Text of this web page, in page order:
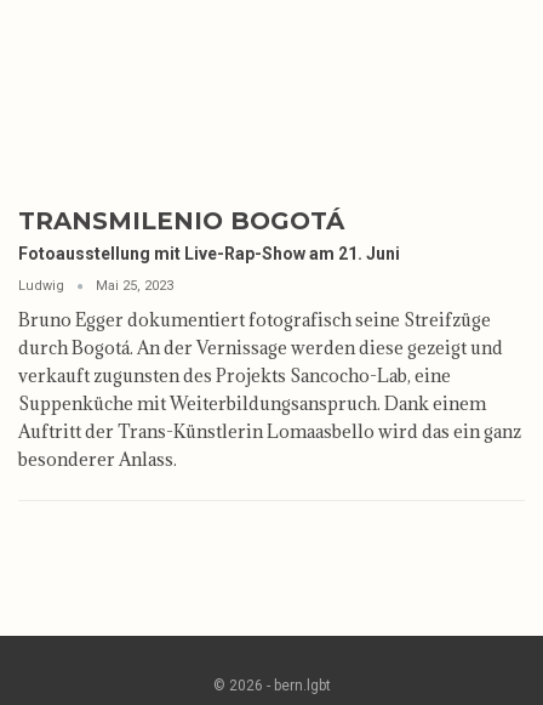
TRANSMILENIO BOGOTÁ
Fotoausstellung mit Live-Rap-Show am 21. Juni
Ludwig Mai 25, 2023
Bruno Egger dokumentiert fotografisch seine Streifzüge
durch Bogotá. An der Vernissage werden diese gezeigt und
verkauft zugunsten des Projekts Sancocho-Lab, eine
Suppenküche mit Weiterbildungsanspruch. Dank einem
Auftritt der Trans-Künstlerin Lomaasbello wird das ein ganz
besonderer Anlass.
© 2026 - bern.lgbt